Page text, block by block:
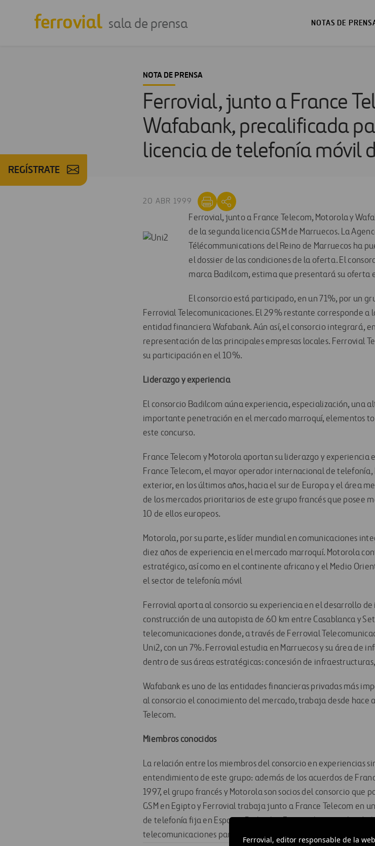
Ferrovial, editor responsable de la
sala de prensa NOTAS DE
REGÍSTRATE
NOTA DE PRENSA
Ferrovial, junto a France
Wafabank, precalificada
licencia de telefonía móvil
20 ABR 1999
Ferrovial, junto a France Telecom, Motorola y
de la segunda licencia GSM de Marruecos. La
Télécommunications del Reino de Marruecos ha
el dossier de las condiciones de la oferta. El
marca Badilcom, estima que presentará su oferta
El consorcio está participado, en un 71%, por un
Ferrovial Telecomunicaciones. El 29% restante corresponde
entidad financiera Wafabank. Aún así, el consorcio integrará,
representación de las principales empresas locales. Ferrovial
su participación en el 10%.
Liderazgo y experiencia
El consorcio Badilcom aúna experiencia, especialización, una
importante penetración en el mercado marroquí, elementos
este concurso.
France Telecom y Motorola aportan su liderazgo y experiencia
France Telecom, el mayor operador internacional de
exterior, en los últimos años, hacia el sur de Europa y el área
de los mercados prioritarios de este grupo francés que posee
10 de ellos europeos.
Motorola, por su parte, es líder mundial en comunicaciones
diez años de experiencia en el mercado marroquí. Motorola
estratégico, así como en el continente africano y el Medio
el sector de telefonía móvil
Ferrovial aporta al consorcio su experiencia en el desarrollo
construcción de una autopista de 60 km entre Casablanca y
telecomunicaciones donde, a través de Ferrovial
Uni2, con un 7%. Ferrovial estudia en Marruecos y su área de
dentro de sus áreas estratégicas: concesión de
Wafabank es uno de las entidades financieras privadas más
al consorcio el conocimiento del mercado, trabaja desde hace
Telecom.
Miembros conocidos
La relación entre los miembros del consorcio en experiencias
entendimiento de este grupo: además de los acuerdos de
1997, el grupo francés y Motorola son socios del consorcio que
GSM en Egipto y Ferrovial trabaja junto a France Telecom en
de telefonía fija en España. De hecho, Ferrovial aprovechará
telecomunicaciones para acudir a próximos concursos en